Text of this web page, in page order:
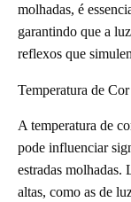
molhadas, é
garantindo que a
reflexos que
Temperatura de Cor
A temperatura de
pode influenciar
estradas molhadas.
altas, como as de